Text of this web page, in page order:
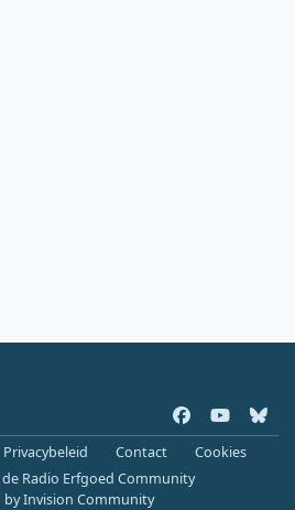
a
c
e
o
u
b
l
u
Privacybeleid Contact
Cookies
Radio Erfgoed Community
byInvision Community